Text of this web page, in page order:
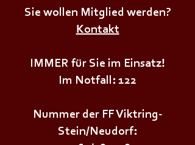
𝗞𝗨𝗥𝗦 𝗱𝗲𝗿
𝗝𝘂𝗴𝗲𝗻𝗱𝗳𝗲𝘂𝗲𝗿𝘄𝗲𝗵𝗿+++
Sie wollen Mitglied werden?
Kontakt
IMMER für Sie im Einsatz!
Im Notfall: 122
Nummer der FF Viktring-
Stein/Neudorf: